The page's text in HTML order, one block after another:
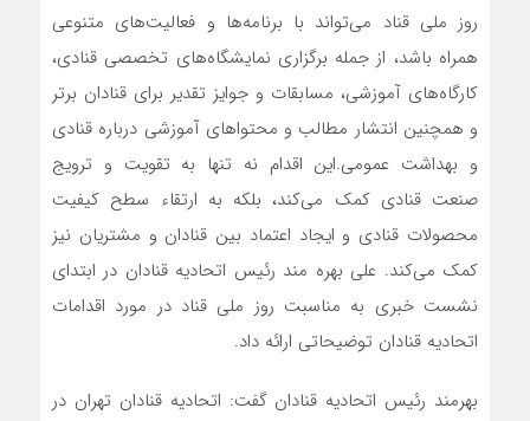
روز ملی قناد می‌تواند با برنامه‌ها و فعالیت‌های متنوعی
همراه باشد، از جمله برگزاری نمایشگاه‌های تخصصی قنادی،
کارگاه‌های آموزشی، مسابقات و جوایز تقدیر برای قنادان برتر
و همچنین انتشار مطالب و محتواهای آموزشی درباره قنادی
و بهداشت عمومی.این اقدام نه تنها به تقویت و ترویج
صنعت قنادی کمک می‌کند، بلکه به ارتقاء سطح کیفیت
محصولات قنادی و ایجاد اعتماد بین قنادان و مشتریان نیز
کمک می‌کند. علی بهره مند رئیس اتحادیه قنادان در ابتدای
نشست خبری به مناسبت روز ملی قناد در مورد اقدامات
اتحادیه قنادان توضیحاتی ارائه داد.
بهرمند رئیس اتحادیه قنادان گفت: اتحادیه قنادان تهران در